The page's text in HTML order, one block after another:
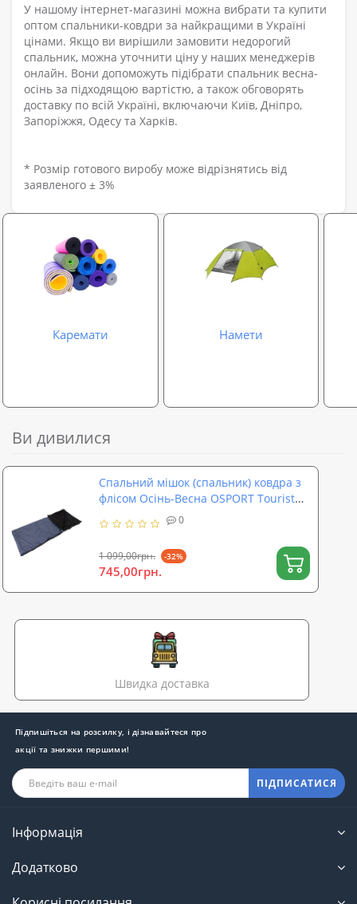
У нашому інтернет-магазині можна вибрати та купити
оптом спальники-ковдри за найкращими в Україні
цінами. Якщо ви вирішили замовити недорогий
спальник, можна уточнити ціну у наших менеджерів
онлайн. Вони допоможуть підібрати спальник весна-
осінь за підходящою вартістю, а також обговорять
доставку по всій Україні, включаючи Київ, Дніпро,
Запоріжжя, Одесу та Харків.
* Розмір готового виробу може відрізнятись від
заявленого ± 3%
Каремати Намети
Ви дивилися
Спальний мішок (спальник) ковдра з
флісом Осінь-Весна OSPORT Tourist
0
1 099,00грн. -32%
745,00грн.
Швидка доставка
Підпишіться на розсилку, і дізнавайтеся про
акції та знижки першими!
ПІДПИСАТИСЯ
Інформація
Додатково